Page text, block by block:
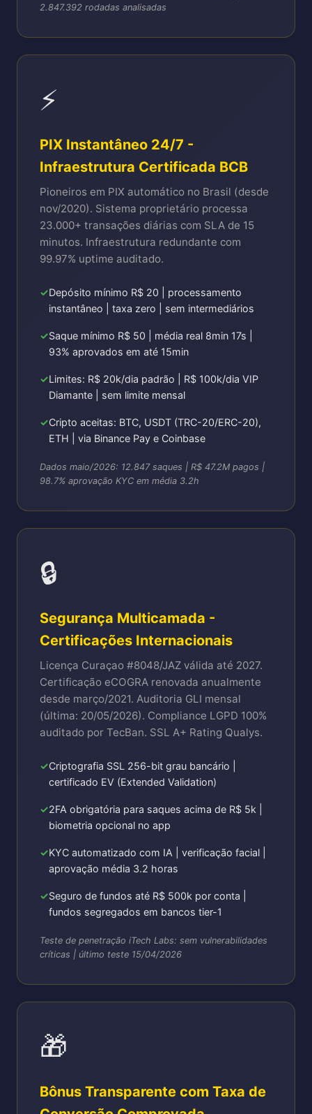
2.847.392 rodadas analisadas
⚡
PIX Instantâneo 24/7 -
Infraestrutura Certificada BCB
Pioneiros em PIX automático no Brasil (desde
nov/2020). Sistema proprietário processa
23.000+ transações diárias com SLA de 15
minutos. Infraestrutura redundante com
99.97% uptime auditado.
Depósito mínimo R$ 20 | processamento
instantâneo | taxa zero | sem intermediários
Saque mínimo R$ 50 | média real 8min 17s |
93% aprovados em até 15min
Limites: R$ 20k/dia padrão | R$ 100k/dia VIP
Diamante | sem limite mensal
Cripto aceitas: BTC, USDT (TRC-20/ERC-20),
ETH | via Binance Pay e Coinbase
Dados maio/2026: 12.847 saques | R$ 47.2M pagos |
98.7% aprovação KYC em média 3.2h
🔒
Segurança Multicamada -
Certificações Internacionais
Licença Curaçao #8048/JAZ válida até 2027.
Certificação eCOGRA renovada anualmente
desde março/2021. Auditoria GLI mensal
(última: 20/05/2026). Compliance LGPD 100%
auditado por TecBan. SSL A+ Rating Qualys.
Criptografia SSL 256-bit grau bancário |
certificado EV (Extended Validation)
2FA obrigatória para saques acima de R$ 5k |
biometria opcional no app
KYC automatizado com IA | verificação facial |
aprovação média 3.2 horas
Seguro de fundos até R$ 500k por conta |
fundos segregados em bancos tier-1
Teste de penetração iTech Labs: sem vulnerabilidades
críticas | último teste 15/04/2026
🎁
Bônus Transparente com Taxa de